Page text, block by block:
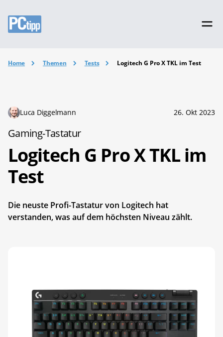
Home Themen Tests Logitech G Pro X TKL im Test
Luca Diggelmann 26. Okt 2023
Gaming-Tastatur
Logitech G Pro X TKL im
Test
Die neuste Profi-Tastatur von Logitech hat
verstanden, was auf dem höchsten Niveau zählt.